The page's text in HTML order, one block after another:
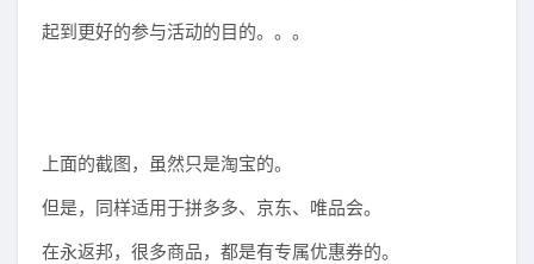
起到更好的参与活动的目的。。。
上面的截图，虽然只是淘宝的。
但是，同样适用于拼多多、京东、唯品会。
在永返邦，很多商品，都是有专属优惠券的。